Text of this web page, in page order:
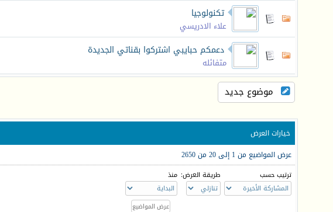
تكنولوجيا
علاء الادريسي
دعمكم حبايبي اشتركوا بقناتي الجديدة
متفائله
موضوع جديد
خيارات العرض
عرض المواضيع من 1 إلى 20 من 2650
ترتيب حسب طريقة العرض: منذ